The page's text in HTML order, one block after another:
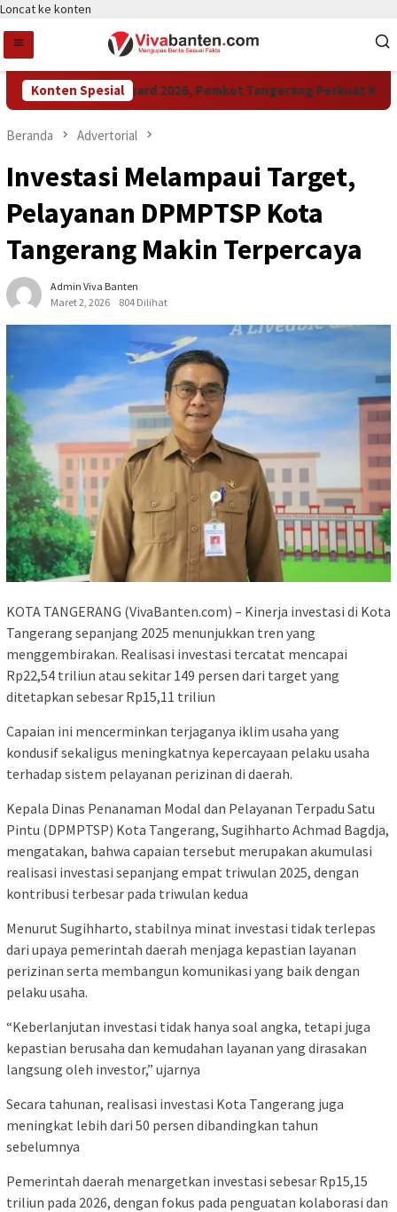
Loncat ke konten
Konten Spesial
Raih LPM Award 2026, Pemkot Tangerang Perkuat
Beranda Advertorial
Investasi Melampaui Target,
Pelayanan DPMPTSP Kota
Tangerang Makin Terpercaya
Admin Viva Banten
Maret 2, 2026
804 Dilihat
KOTA TANGERANG (VivaBanten.com) – Kinerja investasi di Kota
Tangerang sepanjang 2025 menunjukkan tren yang
menggembirakan. Realisasi investasi tercatat mencapai
Rp22,54 triliun atau sekitar 149 persen dari target yang
ditetapkan sebesar Rp15,11 triliun
Capaian ini mencerminkan terjaganya iklim usaha yang
kondusif sekaligus meningkatnya kepercayaan pelaku usaha
terhadap sistem pelayanan perizinan di daerah.
Kepala Dinas Penanaman Modal dan Pelayanan Terpadu Satu
Pintu (DPMPTSP) Kota Tangerang, Sugihharto Achmad Bagdja,
mengatakan, bahwa capaian tersebut merupakan akumulasi
realisasi investasi sepanjang empat triwulan 2025, dengan
kontribusi terbesar pada triwulan kedua
Menurut Sugihharto, stabilnya minat investasi tidak terlepas
dari upaya pemerintah daerah menjaga kepastian layanan
perizinan serta membangun komunikasi yang baik dengan
pelaku usaha.
“Keberlanjutan investasi tidak hanya soal angka, tetapi juga
kepastian berusaha dan kemudahan layanan yang dirasakan
langsung oleh investor,” ujarnya
Secara tahunan, realisasi investasi Kota Tangerang juga
meningkat lebih dari 50 persen dibandingkan tahun
sebelumnya
Pemerintah daerah menargetkan investasi sebesar Rp15,15
triliun pada 2026, dengan fokus pada penguatan kolaborasi dan